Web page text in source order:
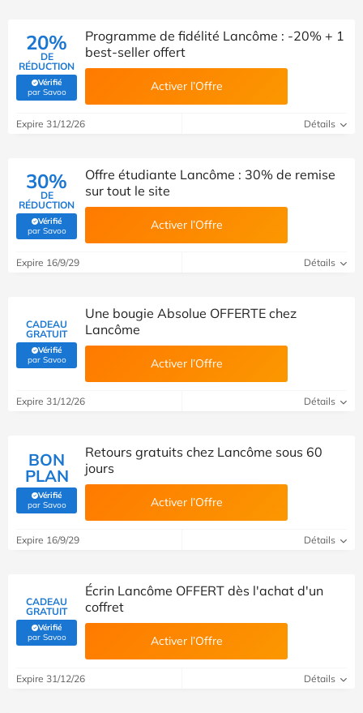
20%
DE
RÉDUCTION
Vérifié
par Savoo(Vérifié par Savoo)
Programme de fidélité Lancôme : -20% + 1
best-seller offert
Activer l’Offre
Expire 31/12/26 Détails
30%
DE
RÉDUCTION
Vérifié
par Savoo(Vérifié par Savoo)
Offre étudiante Lancôme : 30% de remise
sur tout le site
Activer l’Offre
Expire 16/9/29 Détails
CADEAU
GRATUIT
Vérifié
par Savoo(Vérifié par Savoo)
Une bougie Absolue OFFERTE chez
Lancôme
Activer l’Offre
Expire 31/12/26 Détails
BON
PLAN
Vérifié
par Savoo(Vérifié par Savoo)
Retours gratuits chez Lancôme sous 60
jours
Activer l’Offre
Expire 16/9/29 Détails
CADEAU
GRATUIT
Vérifié
par Savoo(Vérifié par Savoo)
Écrin Lancôme OFFERT dès l'achat d'un
coffret
Activer l’Offre
Expire 31/12/26 Détails